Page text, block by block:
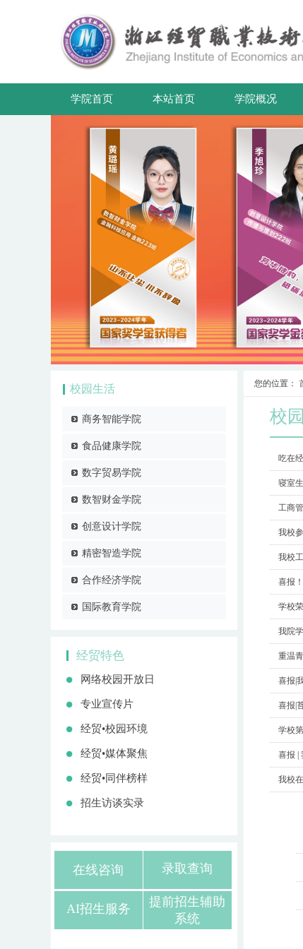
学院首页 本站首页 学院概况
校园生活
商务智能学院
食品健康学院
数字贸易学院
数智财金学院
创意设计学院
精密智造学院
合作经济学院
国际教育学院
经贸特色
网络校园开放日
专业宣传片
经贸•校园环境
经贸•媒体聚焦
经贸•同伴榜样
招生访谈实录
在线咨询 录取查询
AI招生服务
提前招生辅助
系统
您的位置：
校
吃在
寝室
工商
我校
我校
喜报
学校
我院
重温
喜报|
喜报|
学校
喜报 |
我校